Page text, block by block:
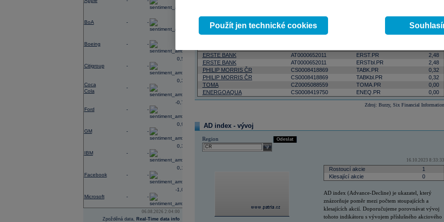
BoA - -
Boeing - -
Citigroup - -
0,56
Coca
Cola
- -
0,31
Ford - -
-0,77
GM - -
0,96
IBM - -
0,33
Facebook - -
0,14
Microsoft - -
-1,09
06.08.2026 2:04:00
Zpožděná data, Real-Time data info
Odeslat
05.08.2026 0:00:00
ERSTE BANK
AT0000652011 ERST.PR
2,48
ERSTE BANK
AT0000652011 ERSTbl.PR
2,48
PHILIP MORRIS ČR
CS0008418869 TABK.PR
0,32
PHILIP MORRIS ČR
CS0008418869 TABKbl.PR
0,32
TOMA
CZ0005088559 TOMA.PR
0,00
ENERGOAQUA
CS0008419750 ENEQ.PR 0,00
Zdroj: Burzy, Six Financial Information
AD index - vývoj
Region
select
Odeslat
16.10.2023 8:33:33
Rostoucí akcie
1
Klesající akcie
0
AD index (Advance-Decline) je ukazatel, který
znázorňuje poměr mezi počtem stoupajících a
klesajících akcií. Doporučujeme porovnávat vývoj
tohoto indikátoru s vývojem příslušného akciového
Použít jen technické cookies